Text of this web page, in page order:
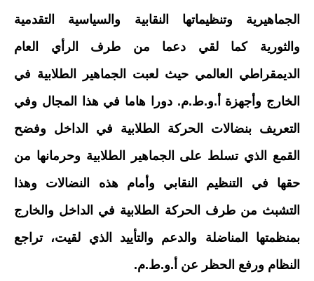
الجماهيرية وتنظيماتها النقابية والسياسية التقدمية
والثورية كما لقي دعما من طرف الرأي العام
الديمقراطي العالمي حيث لعبت الجماهير الطلابية في
الخارج وأجهزة أ.و.ط.م. دورا هاما في هذا المجال وفي
التعريف بنضالات الحركة الطلابية في الداخل وفضح
القمع الذي تسلط على الجماهير الطلابية وحرمانها من
حقها في التنظيم النقابي وأمام هذه النضالات وهذا
التشبث من طرف الحركة الطلابية في الداخل والخارج
بمنظمتها المناضلة والدعم والتأييد الذي لقيت، تراجع
النظام ورفع الحظر عن أ.و.ط.م.